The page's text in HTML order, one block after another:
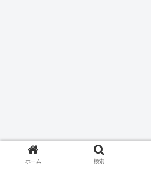
ホーム 検索